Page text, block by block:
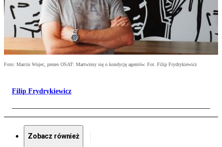
Foto: Marcin Wujec, prezes OSAT: Martwimy się o kondycję agentów. Fot. Filip Frydrykiewicz
Filip Frydrykiewicz
Zobacz również